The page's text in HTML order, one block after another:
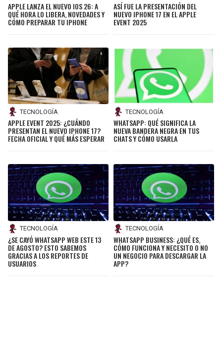
APPLE LANZA EL NUEVO IOS 26: A
QUÉ HORA LO LIBERA, NOVEDADES Y
CÓMO PREPARAR TU IPHONE
ASÍ FUE LA PRESENTACIÓN DEL
NUEVO IPHONE 17 EN EL APPLE
EVENT 2025
TECNOLOGÍA
APPLE EVENT 2025: ¿CUÁNDO
PRESENTAN EL NUEVO IPHONE 17?
FECHA OFICIAL Y QUÉ MÁS ESPERAR
TECNOLOGÍA
WHATSAPP: QUÉ SIGNIFICA LA
NUEVA BANDERA NEGRA EN TUS
CHATS Y CÓMO USARLA
TECNOLOGÍA
¿SE CAYÓ WHATSAPP WEB ESTE 13
DE AGOSTO? ESTO SABEMOS
GRACIAS A LOS REPORTES DE
USUARIOS
TECNOLOGÍA
WHATSAPP BUSINESS: ¿QUÉ ES,
CÓMO FUNCIONA Y NECESITO O NO
UN NEGOCIO PARA DESCARGAR LA
APP?